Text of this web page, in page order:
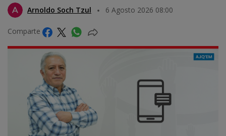
Arnoldo Soch Tzul 6 Agosto 2026 08:00
Comparte